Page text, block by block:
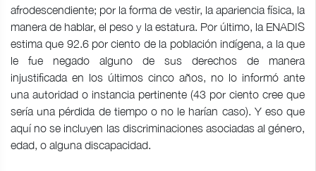
afrodescendiente; por la forma de vestir, la apariencia física, la
manera de hablar, el peso y la estatura. Por último, la ENADIS
estima que 92.6 por ciento de la población indígena, a la que
le fue negado alguno de sus derechos de manera
injustificada en los últimos cinco años, no lo informó ante
una autoridad o instancia pertinente (43 por ciento cree que
sería una pérdida de tiempo o no le harían caso). Y eso que
aquí no se incluyen las discriminaciones asociadas al género,
edad, o alguna discapacidad.